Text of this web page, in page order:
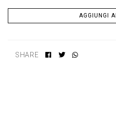
AGGIUNGI
SHARE